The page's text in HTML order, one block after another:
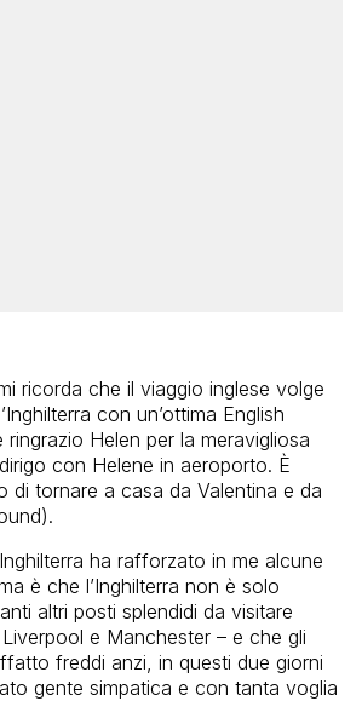
ricorda che il viaggio inglese volge
con un’ottima English
Helen per la meravigliosa
con Helene in aeroporto. È
di tornare a casa da Valentina e da
ha rafforzato in me alcune
è che l’Inghilterra non è solo
altri posti splendidi da visitare
e Manchester – e che gli
freddi anzi, in questi due giorni
gente simpatica e con tanta voglia